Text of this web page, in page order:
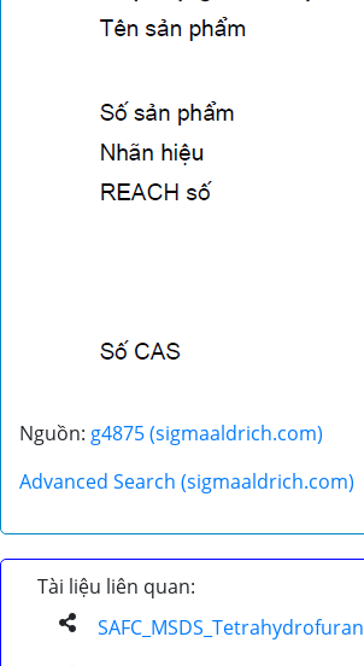
Nguồn: g4875 (sigmaaldrich.com)
Advanced Search (sigmaaldrich.com)
Tài liệu liên quan:
SAFC_MSDS_Tetrahydrofuran